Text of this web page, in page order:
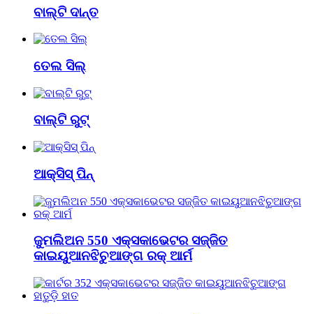
ବାଲ୍ଟି ଦାନ୍ତ
ତେଲ ସିଲ୍
ବାଲ୍ଟି ରୁଟ୍
ଆକ୍ସିସ୍ ପିନ୍
ଜୁମଲିଅନ 550 ଏକ୍ସକାଭେଟର ସଜ୍ଜିତ
କାଇୟୁଆନଝିଚୁଆଙ୍ଗ ରକ୍ ଆର୍ମ